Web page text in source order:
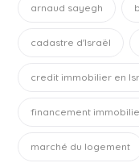
arnaud sayegh
cadastre d'Israël
credit immobilier en
financement
marché du logement